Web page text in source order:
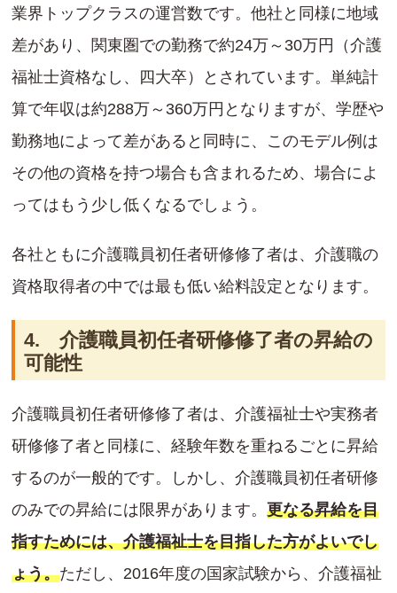
業界トップクラスの運営数です。他社と同様に地域
差があり、関東圏での勤務で約24万～30万円（介護
福祉士資格なし、四大卒）とされています。単純計
算で年収は約288万～360万円となりますが、学歴や
勤務地によって差があると同時に、このモデル例は
その他の資格を持つ場合も含まれるため、場合によ
ってはもう少し低くなるでしょう。
各社ともに介護職員初任者研修修了者は、介護職の
資格取得者の中では最も低い給料設定となります。
4. 介護職員初任者研修修了者の昇給の
可能性
介護職員初任者研修修了者は、介護福祉士や実務者
研修修了者と同様に、経験年数を重ねるごとに昇給
するのが一般的です。しかし、介護職員初任者研修
のみでの昇給には限界があります。 更なる昇給を目
指すためには、介護福祉士を目指した方がよいでし
ょう。ただし、2016年度の国家試験から、介護福祉